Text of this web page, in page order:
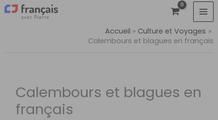
Accueil
Culture et Voyages
Calembours et blagues en français
Calembours et blagues en
français